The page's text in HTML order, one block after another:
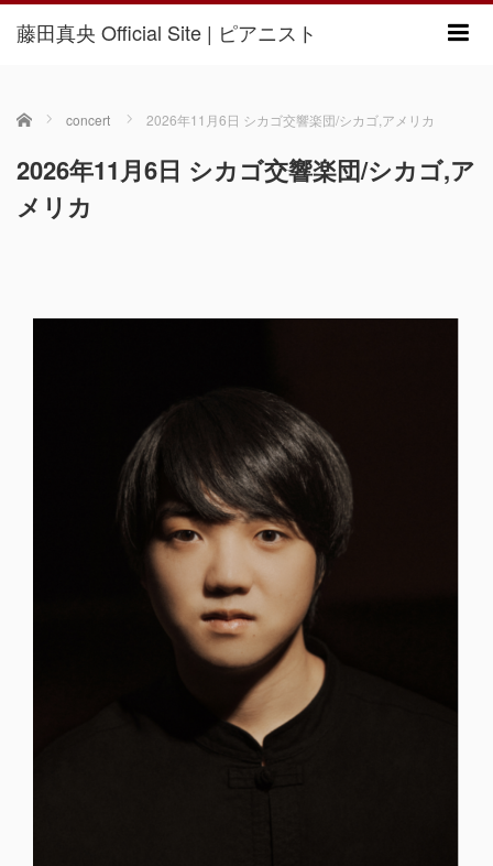
藤田真央 Official Site | ピアニスト
ホーム concert 2026年11月6日 シカゴ交響楽団/シカゴ,アメリカ
2026年11月6日 シカゴ交響楽団/シカゴ,ア
メリカ